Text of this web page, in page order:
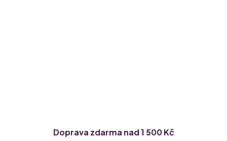
Doprava zdarma nad 1 500 Kč